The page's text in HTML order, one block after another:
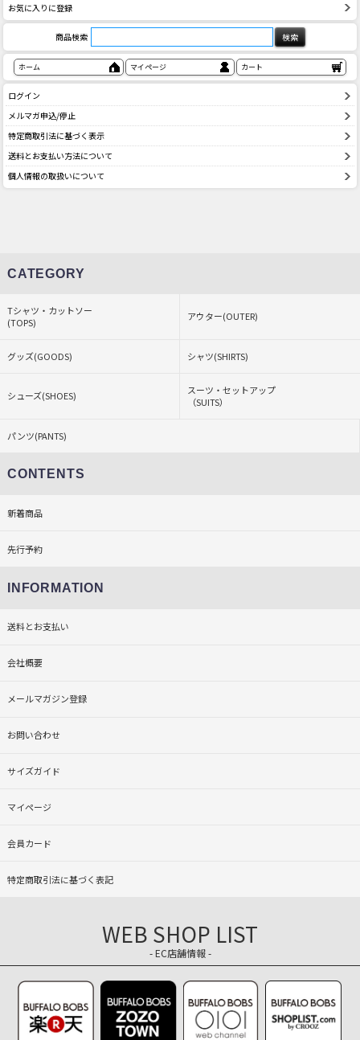
お気に入りに登録
商品検索
ホーム マイページ カート
ログイン
メルマガ申込/停止
特定商取引法に基づく表示
送料とお支払い方法について
個人情報の取扱いについて
CATEGORY
Tシャツ・カットソー
(TOPS)
アウター(OUTER)
グッズ(GOODS) シャツ(SHIRTS)
シューズ(SHOES)
スーツ・セットアップ
（SUITS）
パンツ(PANTS)
CONTENTS
新着商品
先行予約
INFORMATION
送料とお支払い
会社概要
メールマガジン登録
お問い合わせ
サイズガイド
マイページ
会員カード
特定商取引法に基づく表記
WEB SHOP LIST
- EC店舗情報 -